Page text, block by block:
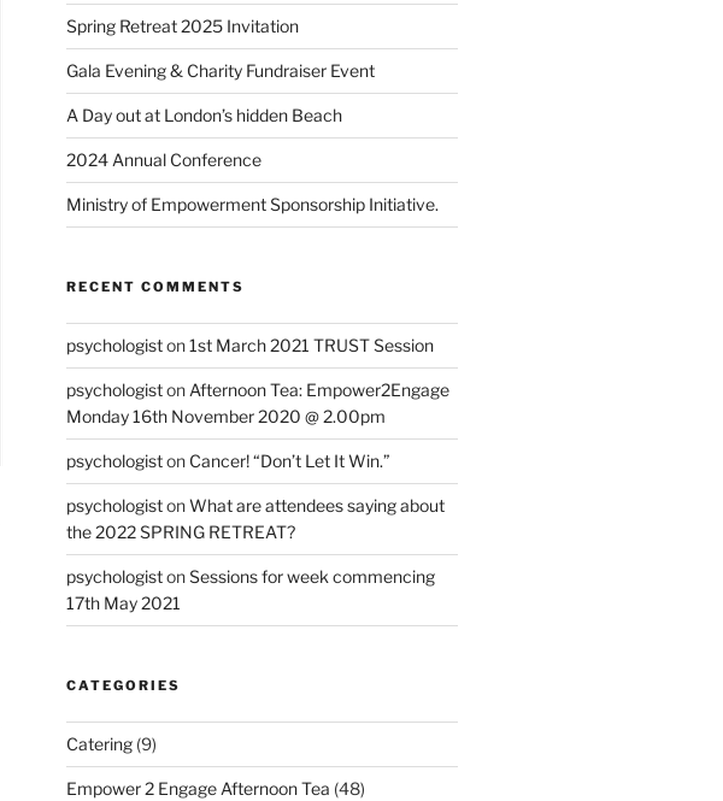
Spring Retreat 2025 Invitation
Gala Evening & Charity Fundraiser Event
A Day out at London’s hidden Beach
2024 Annual Conference
Ministry of Empowerment Sponsorship Initiative.
RECENT COMMENTS
psychologiston1st March 2021 TRUST Session
psychologiston Afternoon Tea: Empower2Engage
Monday 16th November 2020 @ 2.00pm
psychologiston Cancer! “Don’t Let It Win.”
psychologistonWhat are attendees saying about
the 2022 SPRING RETREAT?
psychologistonSessions for week commencing
17th May 2021
CATEGORIES
Catering(9)
Empower 2 Engage Afternoon Tea (48)